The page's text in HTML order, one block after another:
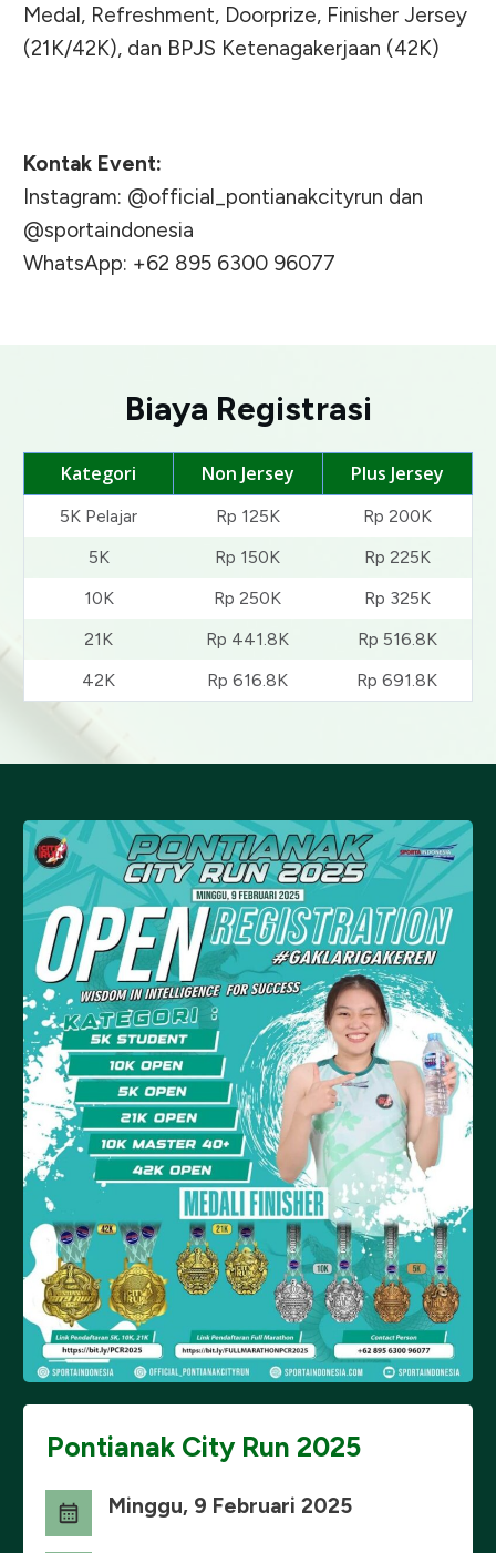
Medal, Refreshment, Doorprize, Finisher Jersey
(21K/42K), dan BPJS Ketenagakerjaan (42K)
Kontak Event:
Instagram: @official_pontianakcityrun dan
@sportaindonesia
WhatsApp: +62 895 6300 96077
Biaya Registrasi
Kategori Non Jersey Plus Jersey
5K Pelajar Rp 125K
Rp 200K
5K
Rp 150K
Rp 225K
10K
Rp 250K
Rp 325K
21K
Rp 441.8K
Rp 516.8K
42K
Rp 616.8K Rp 691.8K
Pontianak City Run 2025
Minggu, 9 Februari 2025